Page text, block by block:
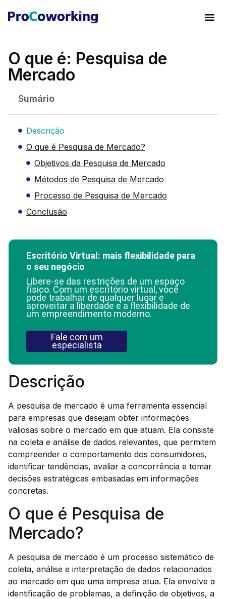
O que é: Pesquisa de
Mercado
Sumário
Descrição
O que é Pesquisa de Mercado?
Objetivos da Pesquisa de Mercado
Métodos de Pesquisa de Mercado
Processo de Pesquisa de Mercado
Conclusão
Escritório Virtual: mais flexibilidade para
o seu negócio
Libere-se das restrições de um espaço
físico. Com um escritório virtual, você
pode trabalhar de qualquer lugar e
aproveitar a liberdade e a flexibilidade de
um empreendimento moderno.
Fale com um
especialista
Descrição
A pesquisa de mercado é uma ferramenta essencial
para empresas que desejam obter informações
valiosas sobre o mercado em que atuam. Ela consiste
na coleta e análise de dados relevantes, que permitem
compreender o comportamento dos consumidores,
identificar tendências, avaliar a concorrência e tomar
decisões estratégicas embasadas em informações
concretas.
O que é Pesquisa de
Mercado?
A pesquisa de mercado é um processo sistemático de
coleta, análise e interpretação de dados relacionados
ao mercado em que uma empresa atua. Ela envolve a
identificação de problemas, a definição de objetivos, a